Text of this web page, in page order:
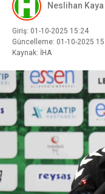
Neslihan Kaya
Giriş: 01-10-2025 15:24
Güncelleme: 01-10-2025
Kaynak: İHA